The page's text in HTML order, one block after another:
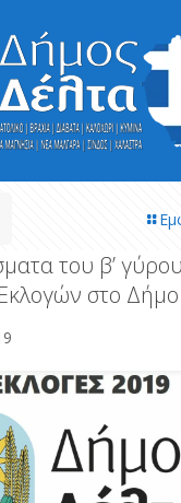
του β’
στο